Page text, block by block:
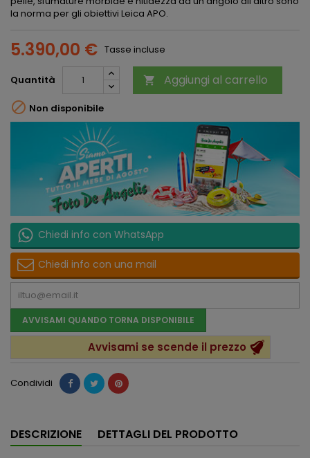
la norma per gli obiettivi Leica APO.
5.390,00 € Tasse incluse
Quantità  Aggiungi al carrello
 Non disponibile
Chiedi info con WhatsApp
Chiedi info con una mail
AVVISAMI QUANDO TORNA DISPONIBILE
Avvisami se scende il prezzo
Condividi
DESCRIZIONE DETTAGLI DEL PRODOTTO